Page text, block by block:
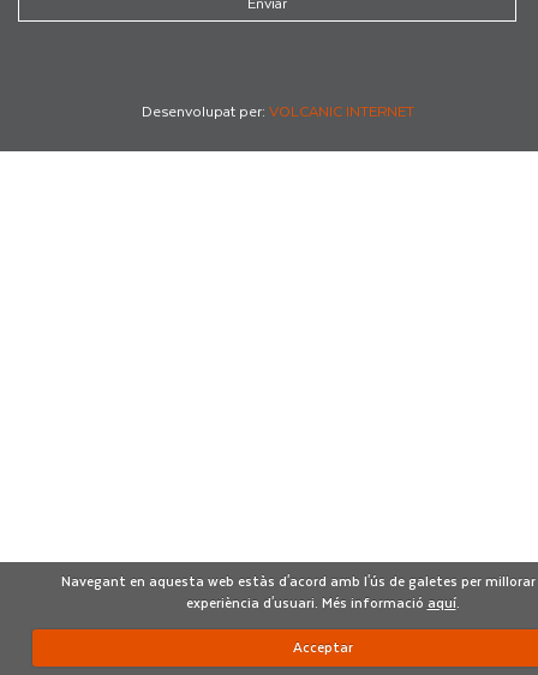
Desenvolupat per: VOLCANIC INTERNET
Navegant en aquesta web estàs d'acord amb l'ús de galetes per
experiència d'usuari. Més informació aquí.
Acceptar